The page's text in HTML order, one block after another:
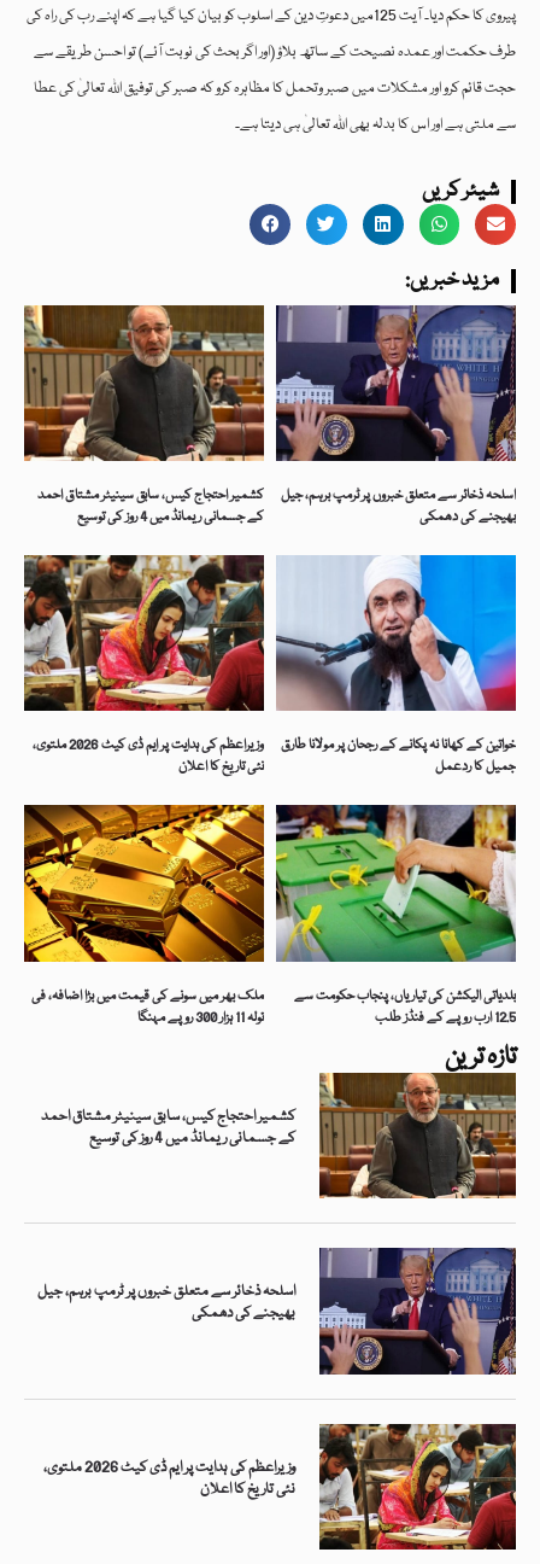
تازہ ترین
کشمیر احتجاج کیس، سابق سینیٹر مشتاق احمد
کے جسمانی ریمانڈ میں 4 روز کی توسیع
اسلحہ ذخائر سے متعلق خبروں پر ٹرمپ برہم، جیل
بھیجنے کی دھمکی
وزیراعظم کی ہدایت پر ایم ڈی کیٹ 2026 ملتوی،
نئی تاریخ کا اعلان
پیروی کا حکم دیا۔ آیت 125میں دعوتِ دین کے اسلوب کو بیان کیا گیا ہے کہ اپنے رب کی راہ کی
طرف حکمت اور عمدہ نصیحت کے ساتھ بلاؤ (اور اگر بحث کی نوبت آئے) تو احسن طریقے سے
حجت قائم کرو اور مشکلات میں صبر وتحمل کا مظاہرہ کرو کہ صبر کی توفیق اللہ تعالیٰ کی عطا
سے ملتی ہے اور اس کا بدلہ بھی اللہ تعالیٰ ہی دیتا ہے۔
شیئر کریں
:مزید خبریں
کشمیر احتجاج کیس، سابق سینیٹر مشتاق احمد
کے جسمانی ریمانڈ میں 4 روز کی توسیع
اسلحہ ذخائر سے متعلق خبروں پر ٹرمپ برہم، جیل
بھیجنے کی دھمکی
وزیراعظم کی ہدایت پر ایم ڈی کیٹ 2026 ملتوی،
نئی تاریخ کا اعلان
خواتین کے کھانا نہ پکانے کے رجحان پر مولانا طارق
جمیل کا ردعمل
ملک بھر میں سونے کی قیمت میں بڑا اضافہ، فی
تولہ 11 ہزار 300 روپے مہنگا
بلدیاتی الیکشن کی تیاریاں، پنجاب حکومت سے
12.5 ارب روپے کے فنڈز طلب